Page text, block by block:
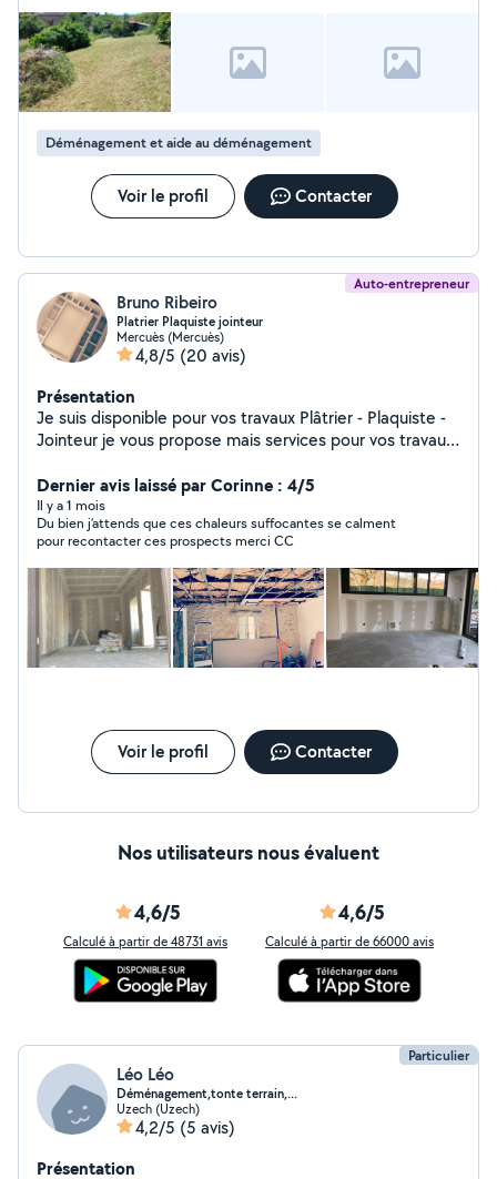
Déménagement et aide au déménagement
Voir le profil Contacter
Auto-entrepreneur
Bruno Ribeiro
Platrier Plaquiste jointeur
Mercuès (Mercuès)
4,8/5 (20 avis)
Présentation
Je suis disponible pour vos travaux Plâtrier - Plaquiste -
Jointeur je vous propose mais services pour vos travaux
Placo ( plafond / doublage / cloison / isolation Joints
Plâtreries ( plâtre à l'ancienne / montages de cloisons
brique Démolitions J'espère vous aider dans vos projets
hésitez pas je suis à votre écoute pour vos projets
photos de chantier réaliser sur demande
Dernier avis laissé par Corinne : 4/5
Il y a 1 mois
Du bien j’attends que ces chaleurs suffocantes se calment
pour recontacter ces prospects merci CC
Voir le profil Contacter
Nos utilisateurs nous évaluent
4,6/5
Calculé à partir de 48731 avis
4,6/5
Calculé à partir de 66000 avis
Particulier
Léo Léo
Déménagement,tonte terrain,...
Uzech (Uzech)
4,2/5 (5 avis)
Présentation